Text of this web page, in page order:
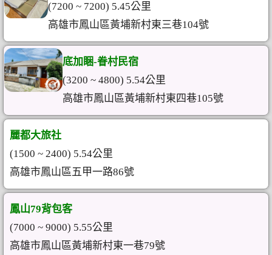
(7200 ~ 7200) 5.45公里
高雄市鳳山區黃埔新村東三巷104號
底加睏-眷村民宿
(3200 ~ 4800) 5.54公里
高雄市鳳山區黃埔新村東四巷105號
麗都大旅社
(1500 ~ 2400) 5.54公里
高雄市鳳山區五甲一路86號
鳳山79背包客
(7000 ~ 9000) 5.55公里
高雄市鳳山區黃埔新村東一巷79號